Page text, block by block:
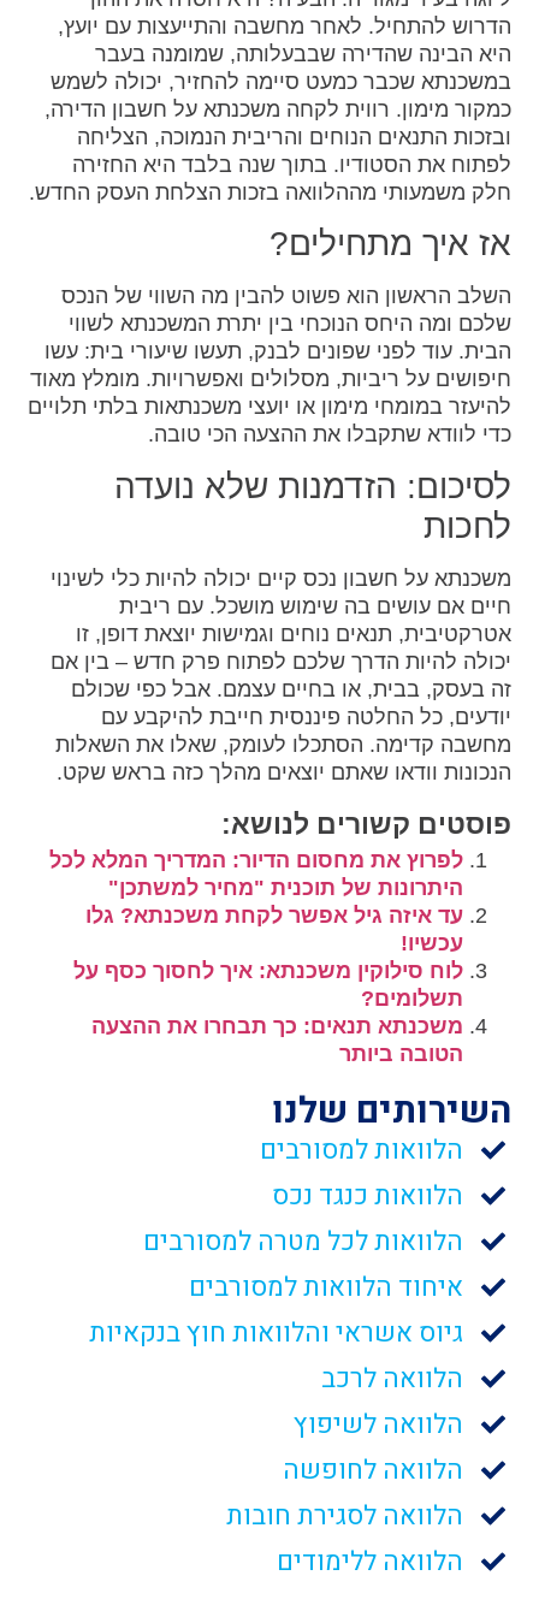
הדרוש להתחיל. לאחר מחשבה והתייעצות עם יועץ,
היא הבינה שהדירה שבבעלותה, שמומנה בעבר
במשכנתא שכבר כמעט סיימה להחזיר, יכולה לשמש
כמקור מימון. רווית לקחה משכנתא על חשבון הדירה,
ובזכות התנאים הנוחים והריבית הנמוכה, הצליחה
לפתוח את הסטודיו. בתוך שנה בלבד היא החזירה
חלק משמעותי מההלוואה בזכות הצלחת העסק החדש.
אז איך מתחילים?
השלב הראשון הוא פשוט להבין מה השווי של הנכס
שלכם ומה היחס הנוכחי בין יתרת המשכנתא לשווי
הבית. עוד לפני שפונים לבנק, תעשו שיעורי בית: עשו
חיפושים על ריביות, מסלולים ואפשרויות. מומלץ מאוד
להיעזר במומחי מימון או יועצי משכנתאות בלתי תלויים
כדי לוודא שתקבלו את ההצעה הכי טובה.
לסיכום: הזדמנות שלא נועדה
לחכות
משכנתא על חשבון נכס קיים יכולה להיות כלי לשינוי
חיים אם עושים בה שימוש מושכל. עם ריבית
אטרקטיבית, תנאים נוחים וגמישות יוצאת דופן, זו
יכולה להיות הדרך שלכם לפתוח פרק חדש – בין אם
זה בעסק, בבית, או בחיים עצמם. אבל כפי שכולם
יודעים, כל החלטה פיננסית חייבת להיקבע עם
מחשבה קדימה. הסתכלו לעומק, שאלו את השאלות
הנכונות וודאו שאתם יוצאים מהלך כזה בראש שקט.
פוסטים קשורים לנושא:
לפרוץ את מחסום הדיור: המדריך המלא לכל
היתרונות של תוכנית "מחיר למשתכן"
עד איזה גיל אפשר לקחת משכנתא? גלו
עכשיו!
לוח סילוקין משכנתא: איך לחסוך כסף על
תשלומים?
משכנתא תנאים: כך תבחרו את ההצעה
הטובה ביותר
השירותים שלנו
הלוואות למסורבים
הלוואות כנגד נכס
הלוואות לכל מטרה למסורבים
איחוד הלוואות למסורבים
גיוס אשראי והלוואות חוץ בנקאיות
הלוואה לרכב
הלוואה לשיפוץ
הלוואה לחופשה
הלוואה לסגירת חובות
הלוואה ללימודים